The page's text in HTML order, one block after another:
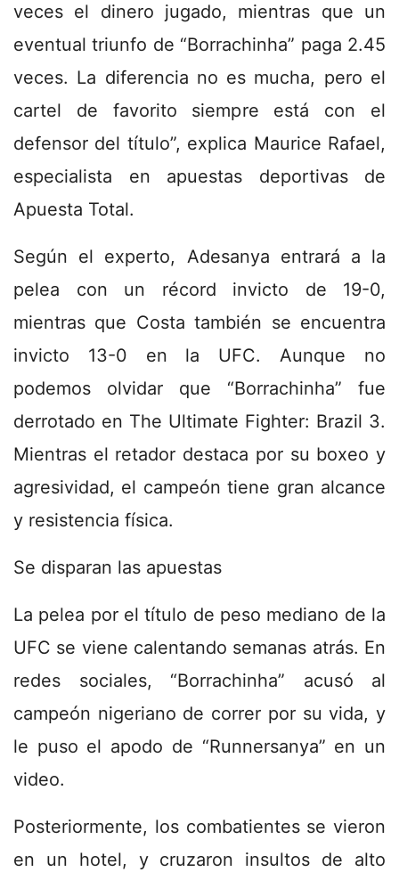
veces el dinero jugado, mientras que un
eventual triunfo de “Borrachinha” paga 2.45
veces. La diferencia no es mucha, pero el
cartel de favorito siempre está con el
defensor del título”, explica Maurice Rafael,
especialista en apuestas deportivas de
Apuesta Total.
Según el experto, Adesanya entrará a la
pelea con un récord invicto de 19-0,
mientras que Costa también se encuentra
invicto 13-0 en la UFC. Aunque no
podemos olvidar que “Borrachinha” fue
derrotado en The Ultimate Fighter: Brazil 3.
Mientras el retador destaca por su boxeo y
agresividad, el campeón tiene gran alcance
y resistencia física.
Se disparan las apuestas
La pelea por el título de peso mediano de la
UFC se viene calentando semanas atrás. En
redes sociales, “Borrachinha” acusó al
campeón nigeriano de correr por su vida, y
le puso el apodo de “Runnersanya” en un
video.
Posteriormente, los combatientes se vieron
en un hotel, y cruzaron insultos de alto